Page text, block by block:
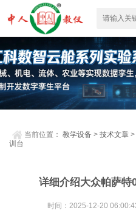
当前位置：教学设备 >技术文章
训台
详细介绍大众帕萨特
时间：2025-12-20